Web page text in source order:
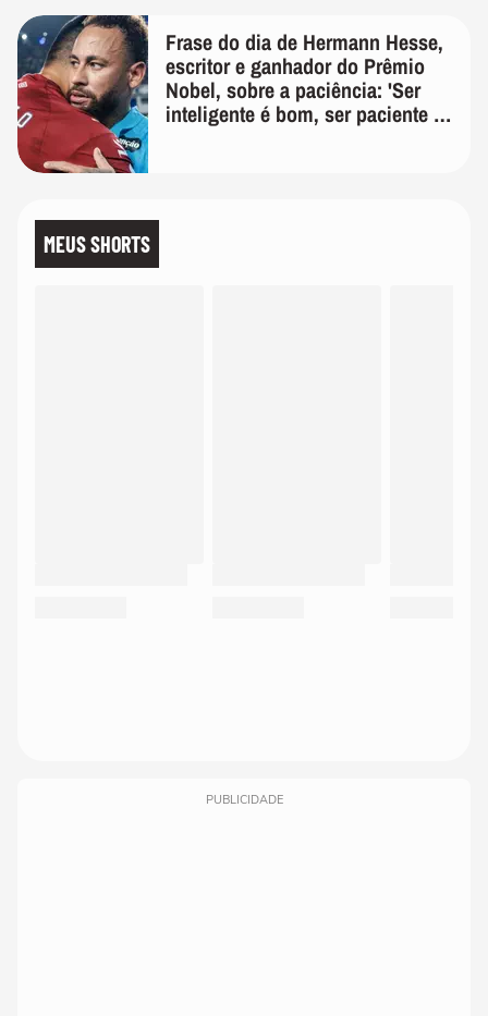
Frase do dia de Hermann Hesse,
escritor e ganhador do Prêmio
Nobel, sobre a paciência: 'Ser
inteligente é bom, ser paciente é
MEUS SHORTS
PUBLICIDADE